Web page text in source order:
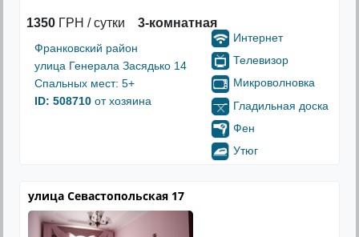
1350 ГРН / сутки 3-комнатная
Франковский район
улица Генерала Засядько 14
Спальных мест: 5+
ID: 508710 от хозяина
Интернет
Телевизор
Микроволновка
Гладильная доска
Фен
Утюг
улица Севастопольская 17